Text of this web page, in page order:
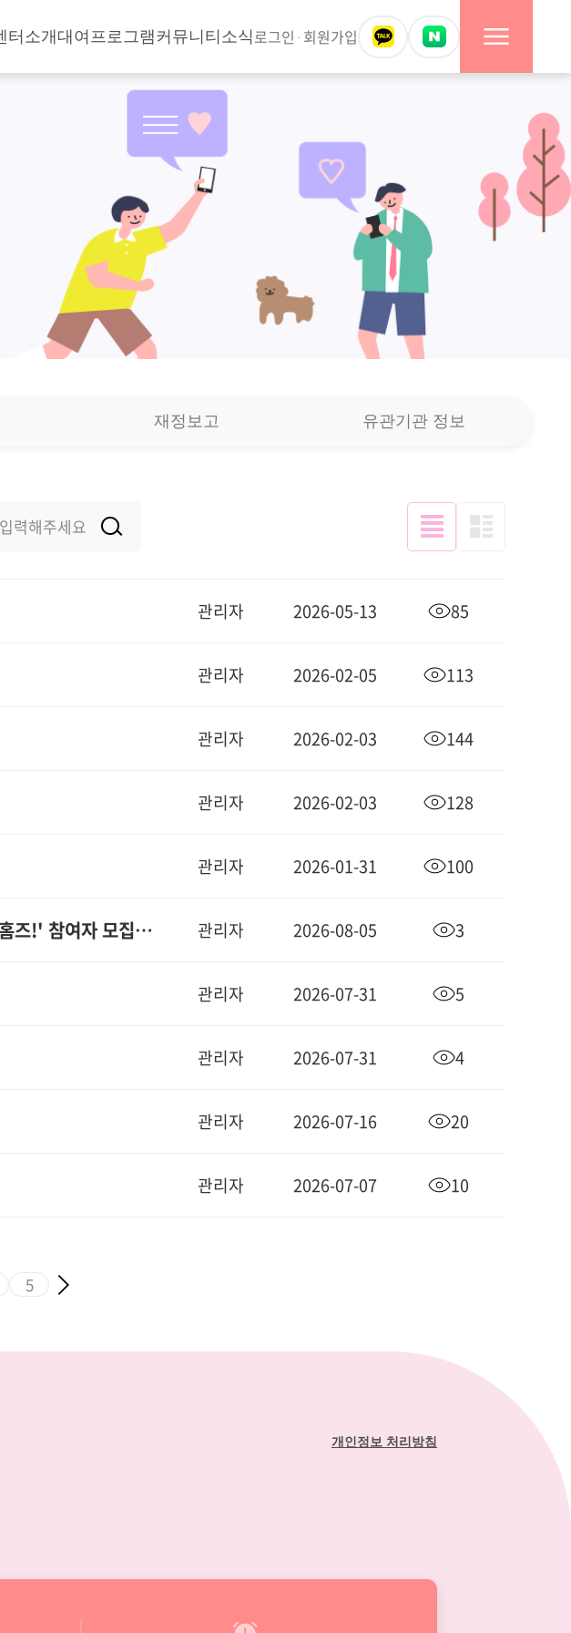
터소개 대여 프로그램커뮤니티 소식로그인 · 회원가입
재정보고 유관기관 정보
2026-05-13
관리자 85
2026-02-05
관리자 113
2026-02-03
관리자 144
2026-02-03
관리자 128
2026-01-31
관리자 100
참여자 모집 홍보 2026-08-05
관리자 3
2026-07-31
관리자 5
2026-07-31
관리자 4
2026-07-16
관리자 20
2026-07-07
관리자 10
5
개인정보 처리방침